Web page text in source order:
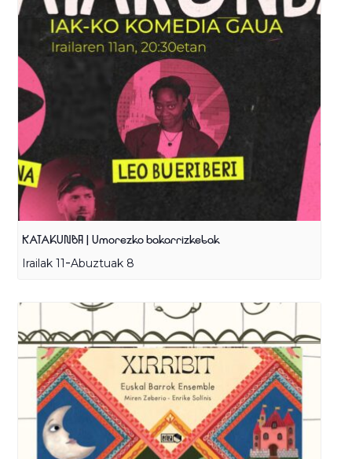
KATAKUNBA | Umorezko bakarrizketak
Irailak 11-Abuztuak 8